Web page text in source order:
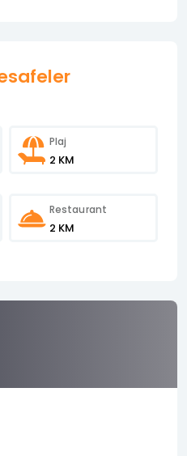
Plaj
2 KM
Restaurant
2 KM